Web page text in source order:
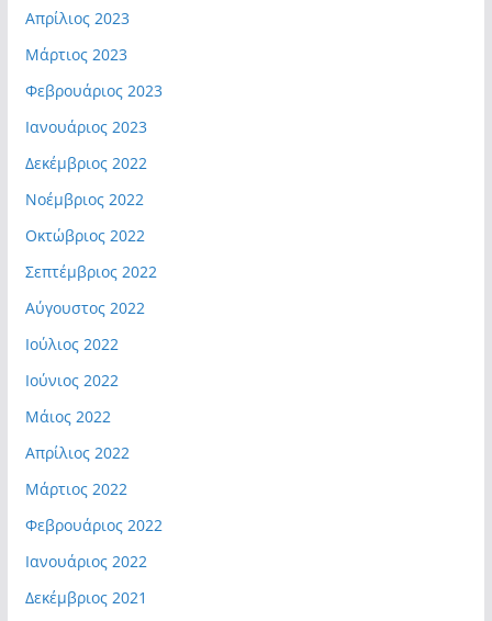
Απρίλιος 2023
Μάρτιος 2023
Φεβρουάριος 2023
Ιανουάριος 2023
Δεκέμβριος 2022
Νοέμβριος 2022
Οκτώβριος 2022
Σεπτέμβριος 2022
Αύγουστος 2022
Ιούλιος 2022
Ιούνιος 2022
Μάιος 2022
Απρίλιος 2022
Μάρτιος 2022
Φεβρουάριος 2022
Ιανουάριος 2022
Δεκέμβριος 2021